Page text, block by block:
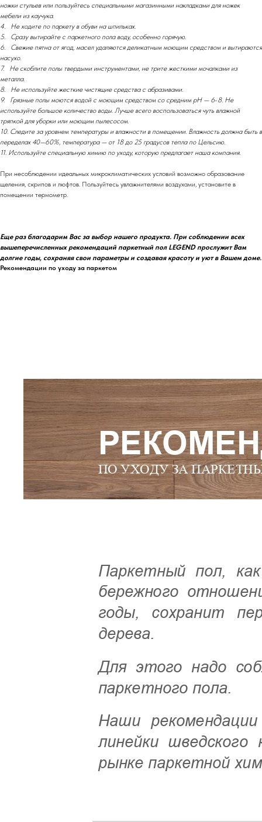
ножки стульев или пользуйтесь специальными магазинными накладками для ножек
мебели из каучука.
4. Не ходите по паркету в обуви на шпильках.
5. Сразу вытирайте с паркетного пола воду, особенно горячую.
6. Свежие пятна от ягод, масел удаляются деликатным моющим средством и вытираются
насухо.
7. Не скоблите полы твердыми инструментами, не трите жесткими мочалками из
металла.
8. Не используйте жесткие чистящие средства с абразивами.
9. Грязные полы моются водой с моющим средством со средним рН — 6-8. Не
используйте большое количество воды. Лучше всего воспользоваться чуть влажной
тряпкой для уборки или моющим пылесосом.
10. Следите за уровнем температуры и влажности в помещении. Влажность должна быть в
переделах 40—60%, температура — от 18 до 25 градусов тепла по Цельсию.
11. Используйте специальную химию по уходу, которую предлагает наша компания.
При несоблюдении идеальных микроклиматических условий возможно образование
щеления, скрипов и люфтов. Пользуйтесь увлажнителями воздухами, установите в
помещении термометр.
Еще раз благодарим Вас за выбор нашего продукта. При соблюдении всех
вышеперечисленных рекомендаций паркетный пол LEGEND прослужит Вам
долгие годы, сохраняя свои параметры и создавая красоту и уют в Вашем доме.
Рекомендации по уходу за паркетом